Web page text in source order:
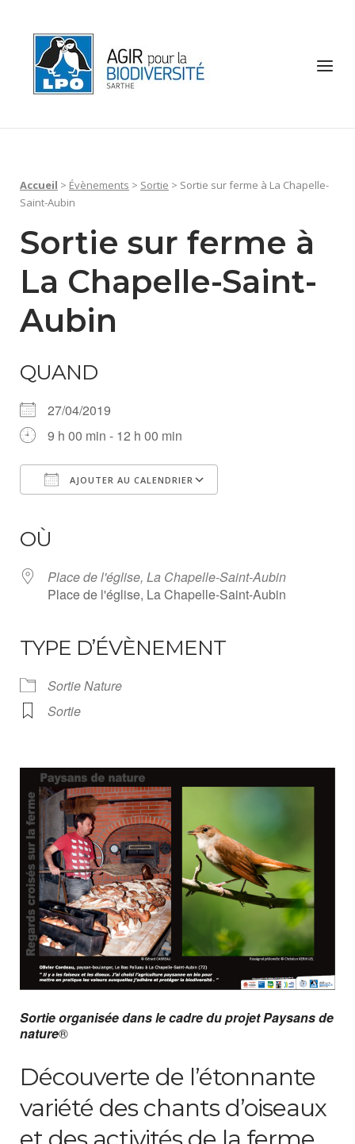
content
Menu
Accueil > Évènements > Sortie > Sortie sur ferme à La Chapelle-
Saint-Aubin
Sortie sur ferme à
La Chapelle-Saint-
Aubin
QUAND
27/04/2019
9 h 00 min - 12 h 00 min
AJOUTER AU CALENDRIER
OÙ
Place de l'église, La Chapelle-Saint-Aubin
Place de l'église, La Chapelle-Saint-Aubin
TYPE D’ÉVÈNEMENT
Sortie Nature
Sortie
Sortie organisée dans le cadre du projet Paysans de
nature®
Découverte de l’étonnante
variété des chants d’oiseaux